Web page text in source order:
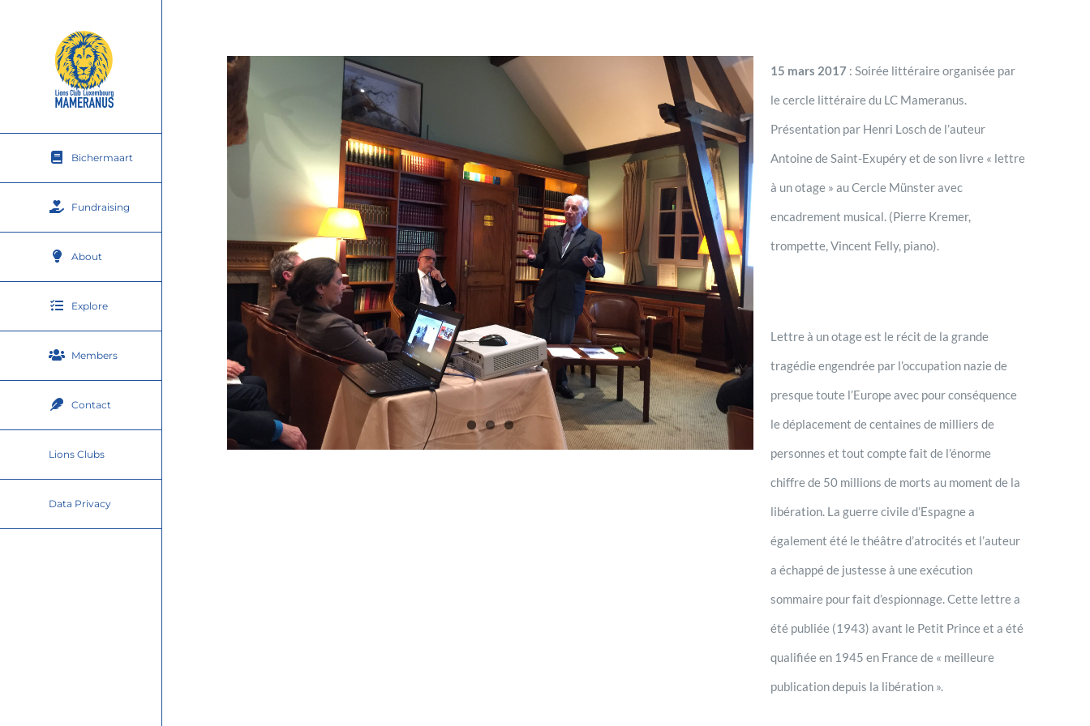
Bichermaart
Fundraising
About
Explore
Members
Contact
Lions Clubs
Data Privacy
15 mars 2017: Soirée littéraire organisée par
le cercle littéraire du LC Mameranus.
Présentation par Henri Losch de l’auteur
Antoine de Saint-Exupéry et de son livre « lettre
à un otage » au Cercle Münster avec
encadrement musical. (Pierre Kremer,
trompette, Vincent Felly, piano).
Lettre à un otage est le récit de la grande
tragédie engendrée par l’occupation nazie de
presque toute l’Europe avec pour conséquence
le déplacement de centaines de milliers de
personnes et tout compte fait de l’énorme
chiffre de 50 millions de morts au moment de la
libération. La guerre civile d’Espagne a
également été le théâtre d’atrocités et l’auteur
a échappé de justesse à une exécution
sommaire pour fait d’espionnage. Cette lettre a
été publiée (1943) avant le Petit Prince et a été
qualifiée en 1945 en France de « meilleure
publication depuis la libération ».